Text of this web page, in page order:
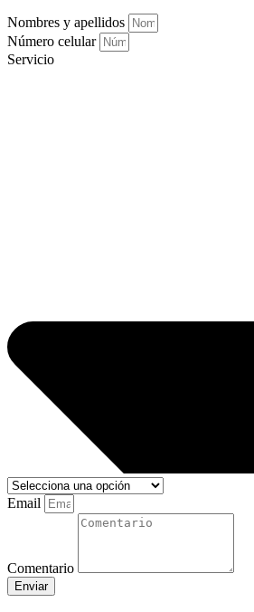
Nombres y apellidos
Número celular
Servicio
Email
Comentario
Enviar